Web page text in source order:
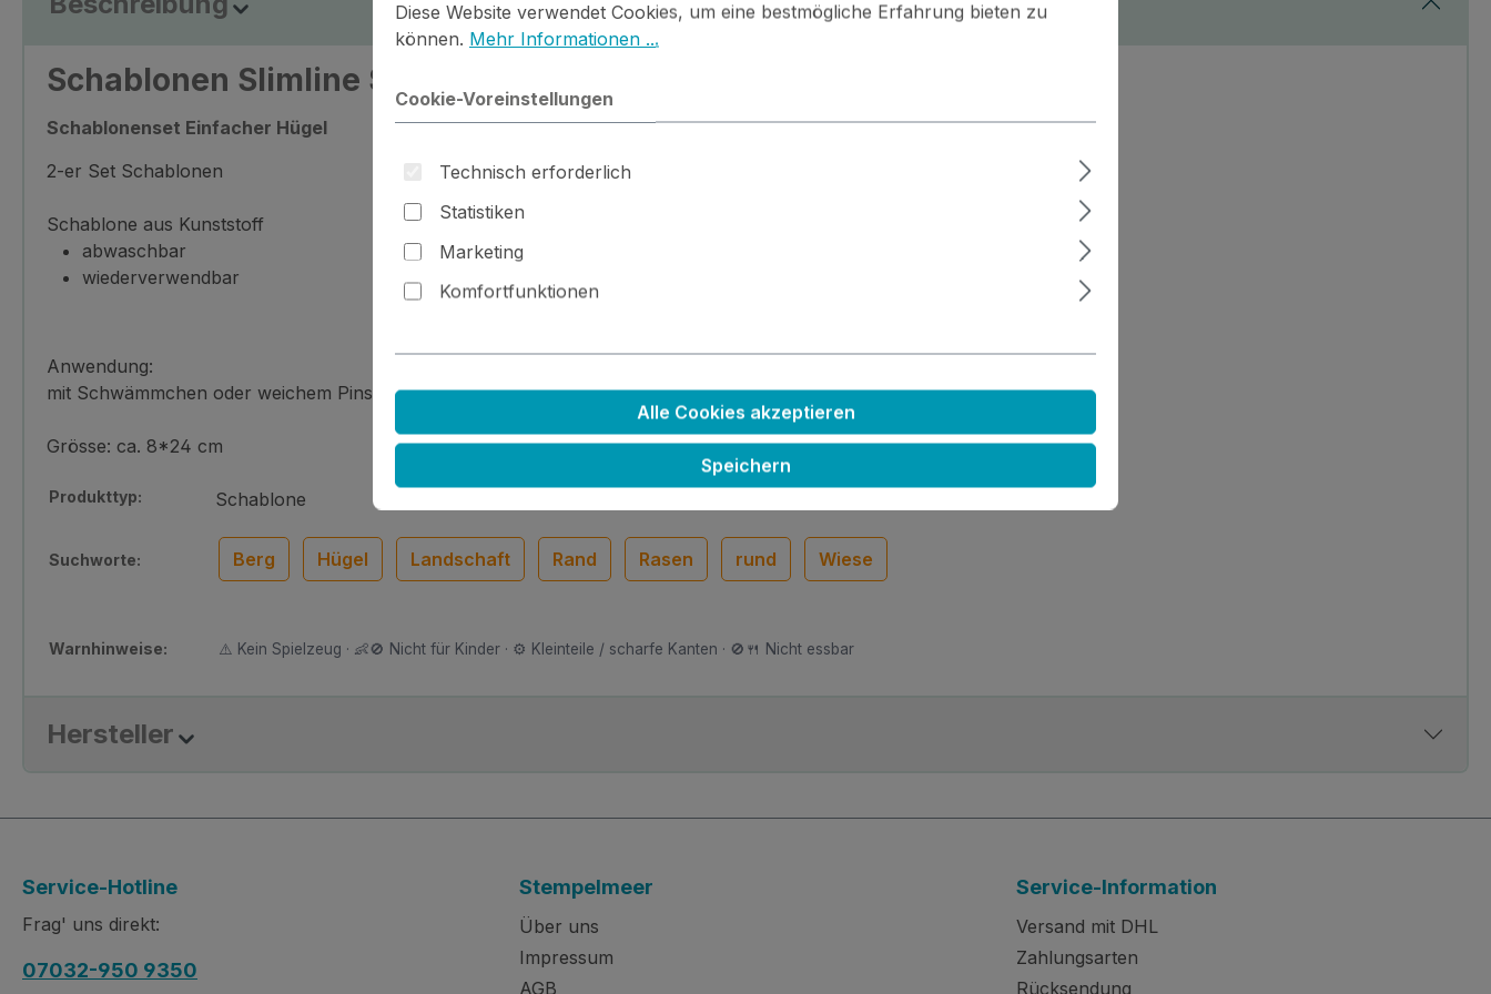
Schablonen Slimline Simple Hillside
Schablonenset Einfacher Hügel
2-er Set Schablonen
Schablone aus Kunststoff
abwaschbar
wiederverwendbar
Anwendung:
mit Schwämmchen oder weichem Pinsel Farbe vom Stempelkissen aufnehmen und drüber wischen
Grösse: ca. 8*24 cm
Produkttyp: Schablone
Suchworte: Berg Hügel Landschaft Rand Rasen rund Wiese
Warnhinweise: ⚠️ Kein Spielzeug · 👶🚫 Nicht für Kinder · ⚙️ Kleinteile / scharfe Kanten · 🚫🍴 Nicht essbar
Hersteller
Service-Hotline
Frag' uns direkt:
07032-950 9350
Stempelmeer
Über uns
Impressum
AGB
Service-Information
Versand mit DHL
Zahlungsarten
Rücksendung
Diese Website verwendet Cookies, um eine bestmögliche Erfahrung bieten zu
können. Mehr Informationen ...
Cookie-Voreinstellungen
Technisch erforderlich
Statistiken
Marketing
Komfortfunktionen
Alle Cookies akzeptieren
Speichern